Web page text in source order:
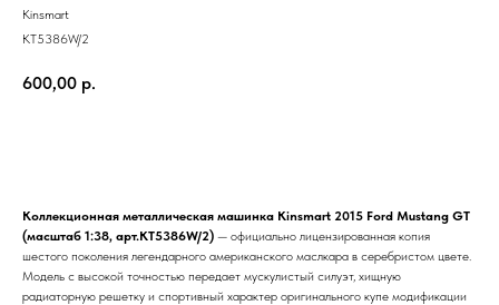
Kinsmart
KT5386W/2
600,00 р.
Коллекционная металлическая машинка Kinsmart 2015 Ford Mustang GT
(масштаб 1:38, арт.KT5386W/2) — официально лицензированная копия
шестого поколения легендарного американского маслкара в серебристом цвете.
Модель с высокой точностью передает мускулистый силуэт, хищную
радиаторную решетку и спортивный характер оригинального купе модификации